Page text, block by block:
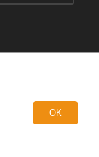
запрещено.
определяемой
РФ.
ОК